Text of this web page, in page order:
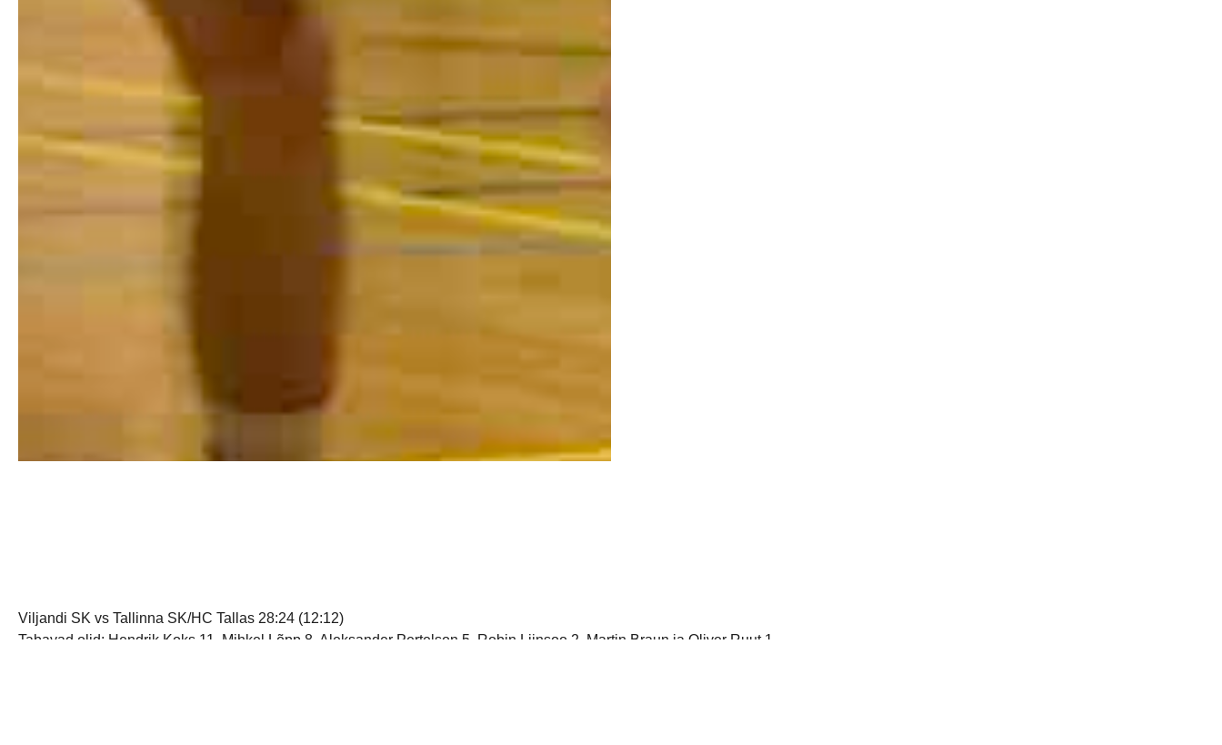
Viljandi SK vs Tallinna SK/HC Tallas 28:24 (12:12)
Tabavad olid: Hendrik Koks 11, Mihkel Lõpp 8, Aleksander Pertelson 5, Robin Liinsoo 2, Martin Braun ja Oliver Ruut 1.